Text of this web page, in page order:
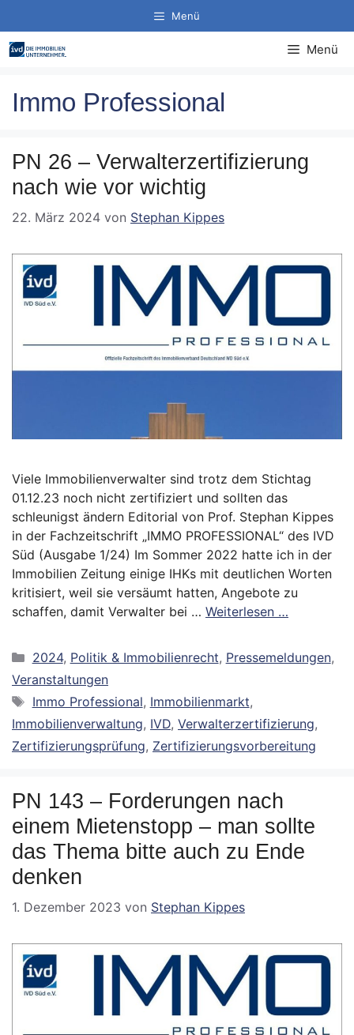
Inhalt
springen
Menü
Menü
Immo Professional
PN 26 – Verwalterzertifizierung
nach wie vor wichtig
22. März 2024 von Stephan Kippes
Viele Immobilienverwalter sind trotz dem Stichtag
01.12.23 noch nicht zertifiziert und sollten das
schleunigst ändern Editorial von Prof. Stephan Kippes
in der Fachzeitschrift „IMMO PROFESSIONAL“ des IVD
Süd (Ausgabe 1/24) Im Sommer 2022 hatte ich in der
Immobilien Zeitung einige IHKs mit deutlichen Worten
kritisiert, weil sie versäumt hatten, Angebote zu
schaffen, damit Verwalter bei … Weiterlesen …
Kategorien
2024, Politik & Immobilienrecht, Pressemeldungen,
Veranstaltungen
Schlagwörter
Immo Professional, Immobilienmarkt,
Immobilienverwaltung, IVD, Verwalterzertifizierung,
Zertifizierungsprüfung, Zertifizierungsvorbereitung
PN 143 – Forderungen nach
einem Mietenstopp – man sollte
das Thema bitte auch zu Ende
denken
1. Dezember 2023 von Stephan Kippes